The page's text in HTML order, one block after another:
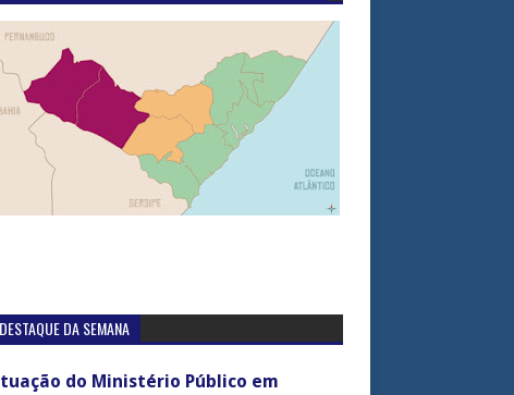
DESTAQUE DA SEMANA
do Ministério Público em